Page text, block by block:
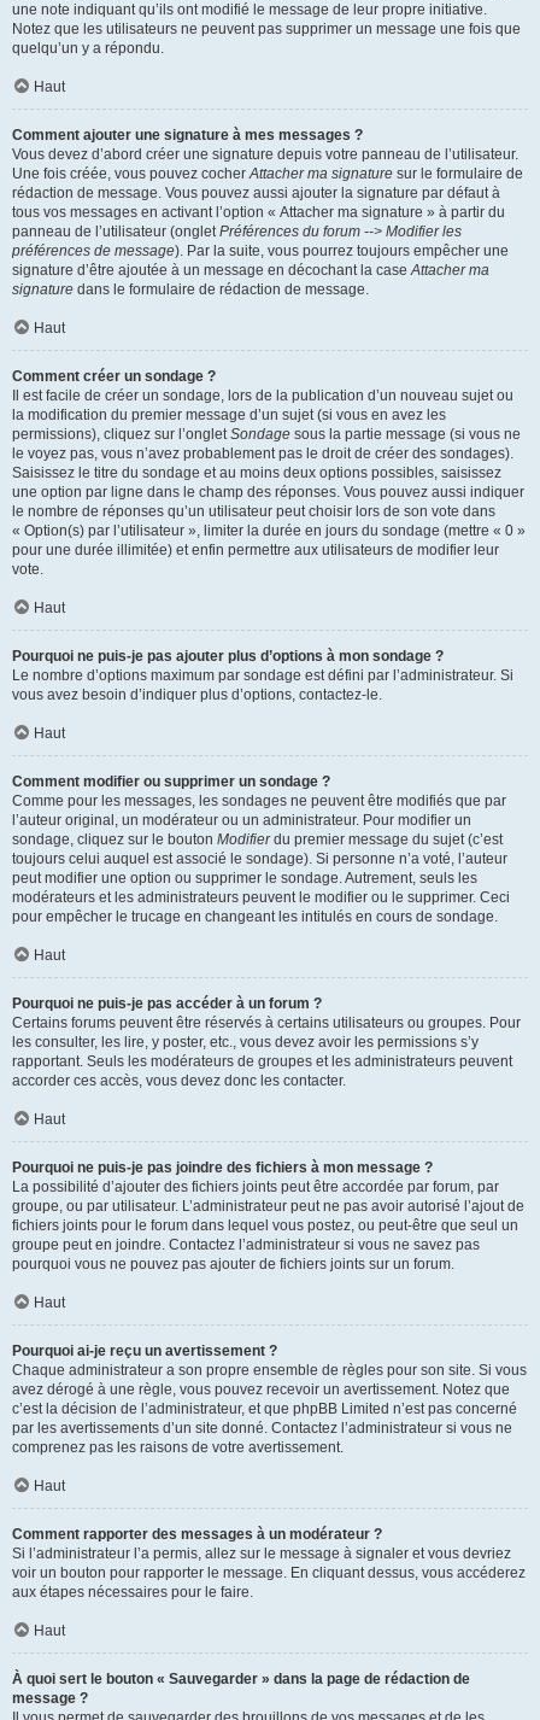
une note indiquant qu’ils ont modifié le message de leur propre initiative.
Notez que les utilisateurs ne peuvent pas supprimer un message une fois que
quelqu’un y a répondu.
Haut
Comment ajouter une signature à mes messages ?
Vous devez d’abord créer une signature depuis votre panneau de l’utilisateur.
Une fois créée, vous pouvez cocherAttacher ma signature sur le formulaire de
rédaction de message. Vous pouvez aussi ajouter la signature par défaut à
tous vos messages en activant l’option « Attacher ma signature » à partir du
panneau de l’utilisateur (ongletPréférences du forum --> Modifier les
préférences de message). Par la suite, vous pourrez toujours empêcher une
signature d’être ajoutée à un message en décochant la caseAttacher ma
signature dans le formulaire de rédaction de message.
Haut
Comment créer un sondage ?
Il est facile de créer un sondage, lors de la publication d’un nouveau sujet ou
la modification du premier message d’un sujet (si vous en avez les
permissions), cliquez sur l’ongletSondage sous la partie message (si vous ne
le voyez pas, vous n’avez probablement pas le droit de créer des sondages).
Saisissez le titre du sondage et au moins deux options possibles, saisissez
une option par ligne dans le champ des réponses. Vous pouvez aussi indiquer
le nombre de réponses qu’un utilisateur peut choisir lors de son vote dans
« Option(s) par l’utilisateur », limiter la durée en jours du sondage (mettre « 0 »
pour une durée illimitée) et enfin permettre aux utilisateurs de modifier leur
vote.
Haut
Pourquoi ne puis-je pas ajouter plus d’options à mon sondage ?
Le nombre d’options maximum par sondage est défini par l’administrateur. Si
vous avez besoin d’indiquer plus d’options, contactez-le.
Haut
Comment modifier ou supprimer un sondage ?
Comme pour les messages, les sondages ne peuvent être modifiés que par
l’auteur original, un modérateur ou un administrateur. Pour modifier un
sondage, cliquez sur le bouton Modifierdu premier message du sujet (c’est
toujours celui auquel est associé le sondage). Si personne n’a voté, l’auteur
peut modifier une option ou supprimer le sondage. Autrement, seuls les
modérateurs et les administrateurs peuvent le modifier ou le supprimer. Ceci
pour empêcher le trucage en changeant les intitulés en cours de sondage.
Haut
Pourquoi ne puis-je pas accéder à un forum ?
Certains forums peuvent être réservés à certains utilisateurs ou groupes. Pour
les consulter, les lire, y poster, etc., vous devez avoir les permissions s’y
rapportant. Seuls les modérateurs de groupes et les administrateurs peuvent
accorder ces accès, vous devez donc les contacter.
Haut
Pourquoi ne puis-je pas joindre des fichiers à mon message ?
La possibilité d’ajouter des fichiers joints peut être accordée par forum, par
groupe, ou par utilisateur. L’administrateur peut ne pas avoir autorisé l’ajout de
fichiers joints pour le forum dans lequel vous postez, ou peut-être que seul un
groupe peut en joindre. Contactez l’administrateur si vous ne savez pas
pourquoi vous ne pouvez pas ajouter de fichiers joints sur un forum.
Haut
Pourquoi ai-je reçu un avertissement ?
Chaque administrateur a son propre ensemble de règles pour son site. Si vous
avez dérogé à une règle, vous pouvez recevoir un avertissement. Notez que
c’est la décision de l’administrateur, et que phpBB Limited n’est pas concerné
par les avertissements d’un site donné. Contactez l’administrateur si vous ne
comprenez pas les raisons de votre avertissement.
Haut
Comment rapporter des messages à un modérateur ?
Si l’administrateur l’a permis, allez sur le message à signaler et vous devriez
voir un bouton pour rapporter le message. En cliquant dessus, vous accéderez
aux étapes nécessaires pour le faire.
Haut
À quoi sert le bouton « Sauvegarder » dans la page de rédaction de
message ?